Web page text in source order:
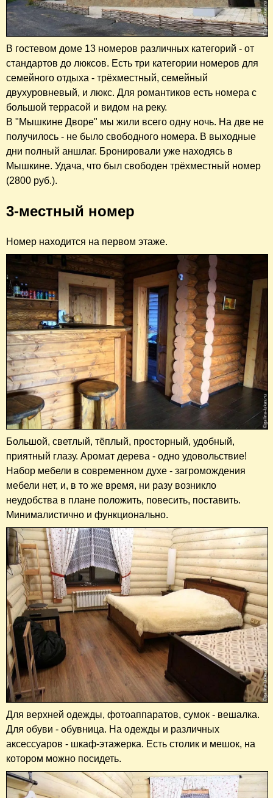
В гостевом доме 13 номеров различных категорий - от
стандартов до люксов. Есть три категории номеров для
семейного отдыха - трёхместный, семейный
двухуровневый, и люкс. Для романтиков есть номера с
большой террасой и видом на реку.
В "Мышкине Дворе" мы жили всего одну ночь. На две не
получилось - не было свободного номера. В выходные
дни полный аншлаг. Бронировали уже находясь в
Мышкине. Удача, что был свободен трёхместный номер
(2800 руб.).
3-местный номер
Номер находится на первом этаже.
Большой, светлый, тёплый, просторный, удобный,
приятный глазу. Аромат дерева - одно удовольствие!
Набор мебели в современном духе - загромождения
мебели нет, и, в то же время, ни разу возникло
неудобства в плане положить, повесить, поставить.
Минималистично и функционально.
Для верхней одежды, фотоаппаратов, сумок - вешалка.
Для обуви - обувница. На одежды и различных
аксессуаров - шкаф-этажерка. Есть столик и мешок, на
котором можно посидеть.